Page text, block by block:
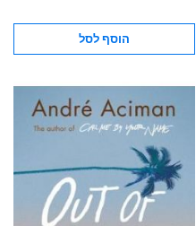
הוסף לסל